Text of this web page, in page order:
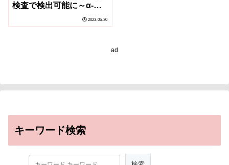
検査で検出可能に～α-シ
ヌクレイノパチー病態解
明への期待～
2023-05-30
ad
キーワード検索